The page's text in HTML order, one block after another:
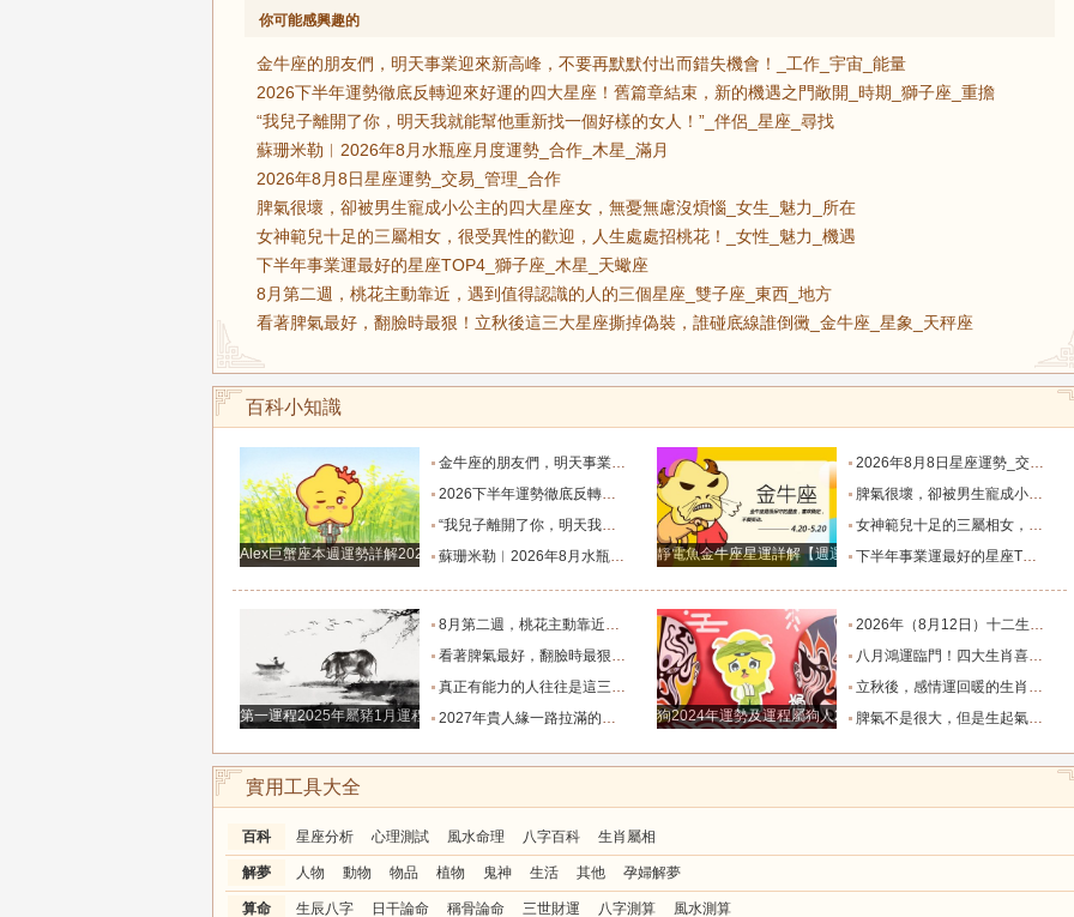
你可能感興趣的
金牛座的朋友們，明天事業迎來新高峰，不要再默默付出而錯失機會！_工作_宇宙_能量
2026下半年運勢徹底反轉迎來好運的四大星座！舊篇章結束，新的機遇之門敞開_時期_獅子座_重擔
“我兒子離開了你，明天我就能幫他重新找一個好樣的女人！”_伴侶_星座_尋找
蘇珊米勒︱2026年8月水瓶座月度運勢_合作_木星_滿月
2026年8月8日星座運勢_交易_管理_合作
脾氣很壞，卻被男生寵成小公主的四大星座女，無憂無慮沒煩惱_女生_魅力_所在
女神範兒十足的三屬相女，很受異性的歡迎，人生處處招桃花！_女性_魅力_機遇
下半年事業運最好的星座TOP4_獅子座_木星_天蠍座
8月第二週，桃花主動靠近，遇到值得認識的人的三個星座_雙子座_東西_地方
看著脾氣最好，翻臉時最狠！立秋後這三大星座撕掉偽裝，誰碰底線誰倒黴_金牛座_星象_天秤座
百科小知識
Alex巨蟹座本週運勢詳解2024.12.23-12.29
金牛座的朋友們，明天事業迎來新高峰，不要再默默付出而錯失機會！_工作_宇宙_能量
2026下半年運勢徹底反轉迎來好運的四大星座！舊篇章結束，新的機遇之門敞開_時期_獅子座_重擔
“我兒子離開了你，明天我就能幫他重新找一個好樣的女人！”_伴侶_星座_尋找
蘇珊米勒︱2026年8月水瓶座月度運勢_合作_木星_滿月
靜電魚金牛座星運詳解【週運2024年12月9日-12月15日】
2026年8月8日星座運勢_交易_管理_合作
脾氣很壞，卻被男生寵成小公主的四大星座女，無憂無慮沒煩惱_女生_魅力_所在
女神範兒十足的三屬相女，很受異性的歡迎，人生處處招桃花！_女性_魅力_機遇
下半年事業運最好的星座TOP4_獅子座_木星_天蠍座
第一運程2025年屬豬1月運程解析
8月第二週，桃花主動靠近，遇到值得認識的人的三個星座_雙子座_東西_地方
看著脾氣最好，翻臉時最狠！立秋後這三大星座撕掉偽裝，誰碰底線誰倒黴_金牛座_星象_天秤座
真正有能力的人往往是這三個星座，既能獨立完成也懂得借助團隊_水瓶_協作_一個人
2027年貴人緣一路拉滿的三大生肖！處處有人幫扶，全年順風順水少坎坷_合作_人脈_事業
狗2024年運勢及運程屬狗人2024運勢好嗎
2026年（8月12日）十二生肖最棒運勢播報_龍的_財富_方面
八月鴻運臨門！四大生肖喜事紮堆來襲，下半年一路順風順水到底_避雷_要點_合作
立秋後，感情運回暖的生肖TOP3_單身_放平_申金
脾氣不是很大，但是生起氣來很難哄的五大星座女_女性_情緒_給予
實用工具大全
百科 星座分析 心理測試 風水命理 八字百科 生肖屬相
解夢 人物 動物 物品 植物 鬼神 生活 其他 孕婦解夢
算命 生辰八字 日干論命 稱骨論命 三世財運 八字測算 風水測算